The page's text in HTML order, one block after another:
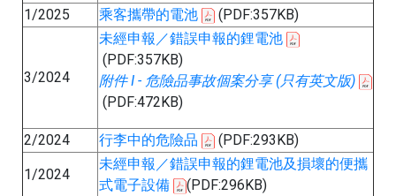
1/2025
乘客攜帶的電池 (PDF:357KB)
3/2024
未經申報／錯誤申報的鋰電池
(PDF:357KB)
附件 I - 危險品事故個案分享 (只有英文版)
(PDF:472KB)
2/2024 行李中的危險品 (PDF:293KB)
1/2024
未經申報／錯誤申報的鋰電池及損壞的便攜
式電子設備
(PDF:296KB)